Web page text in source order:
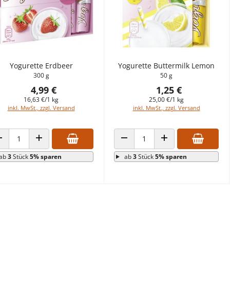
Yogurette Erdbeer
300 g
4,99 €
16,63 €/1 kg
inkl. MwSt., zzgl. Versand
VERRINGERN
ANZAHL ERHÖHEN
3Stück5% sparen
Yogurette Buttermilk Lemon
50 g
1,25 €
25,00 €/1 kg
inkl. MwSt., zzgl. Versand
ANZAHL VERRINGERNANZAHL ERHÖHEN
ab3Stück5% sparen